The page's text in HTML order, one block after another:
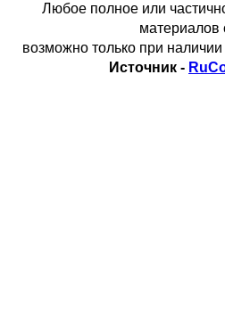
Любое полное или
материалов
возможно только при
Источник -